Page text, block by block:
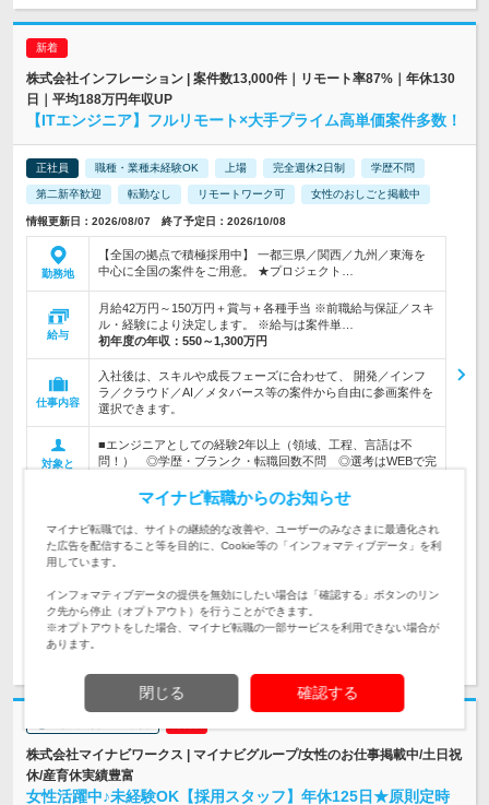
株式会社インフレーション | 案件数13,000件｜リモート率87%｜年休130
日｜平均188万円年収UP
【ITエンジニア】フルリモート×大手プライム高単価案件多数！
正社員 職種・業種未経験OK 上場 完全週休2日制 学歴不問
第二新卒歓迎 転勤なし リモートワーク可 女性のおしごと掲載中
情報更新日：2026/08/07 終了予定日：2026/10/08
勤務地
【全国の拠点で積極採用中】 一都三県／関西／九州／東海を
中心に全国の案件をご用意。 ★プロジェクト…
給与
月給42万円～150万円＋賞与＋各種手当 ※前職給与保証／スキ
ル・経験により決定します。 ※給与は案件単…
初年度の年収： 550～1,300万円
仕事内容
入社後は、スキルや成長フェーズに合わせて、 開発／インフ
ラ／クラウド／AI／メタバース等の案件から自由に参画案件を
選択できます。
対象と
■エンジニアとしての経験2年以上（領域、工程、言語は不
問！） ◎学歴・ブランク・転職回数不問 ◎選考はWEBで完
設立：2025年6月／従業員数：103人／本社所在地：
東京都
求人詳細を見る
株式会社マイナビワークス | マイナビグループ/女性のお仕事掲載中/土日祝
休/産育休実績豊富
女性活躍中♪未経験OK【採用スタッフ】年休125日★原則定時
マイナビ転職からのお知らせ
マイナビ転職では、サイトの継続的な改善や、ユーザーのみなさまに最適化され
た広告を配信すること等を目的に、Cookie等の「インフォマティブデータ」を利
用しています。
インフォマティブデータの提供を無効にしたい場合は「確認する」ボタンのリン
ク先から停止（オプトアウト）を行うことができます。
※オプトアウトをした場合、マイナビ転職の一部サービスを利用できない場合が
あります。
閉じる 確認する